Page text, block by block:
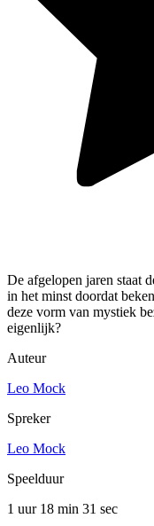
De afgelopen jaren staat
in het minst doordat
deze vorm van mystiek
eigenlijk?
Auteur
Leo Mock
Spreker
Leo Mock
Speelduur
1 uur 18 min 31 sec